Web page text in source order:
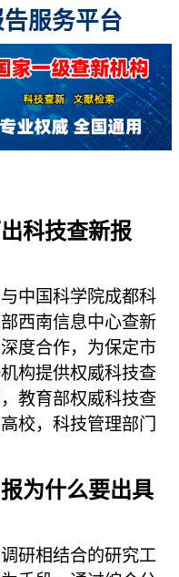
服务平台
科技查新报
中国科学院成都科
西南信息中心查新
度合作，为保定市
构提供权威科技查
教育部权威科技查
校，科技管理部门
为什么要出具
研相结合的研究工